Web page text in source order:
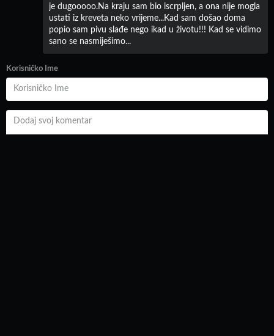
je dugooooo.Na kraju sam bio iscrpljen, a ona nije mogla
ustati iz kreveta neko vrijeme...Kad sam došao doma
popio sam pivu slađe nego ikad u životu!!! Kad se vidimo
sano se nasmiješimo...
Korisničko Ime